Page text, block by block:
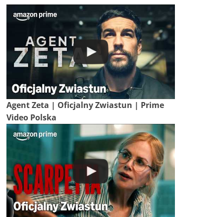
Agent Zeta | Oficjalny Zwiastun | Prime
Video Polska